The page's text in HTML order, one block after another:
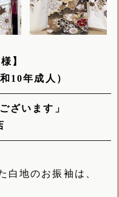
】
10年成人）
ざいます」
白地のお振袖は、